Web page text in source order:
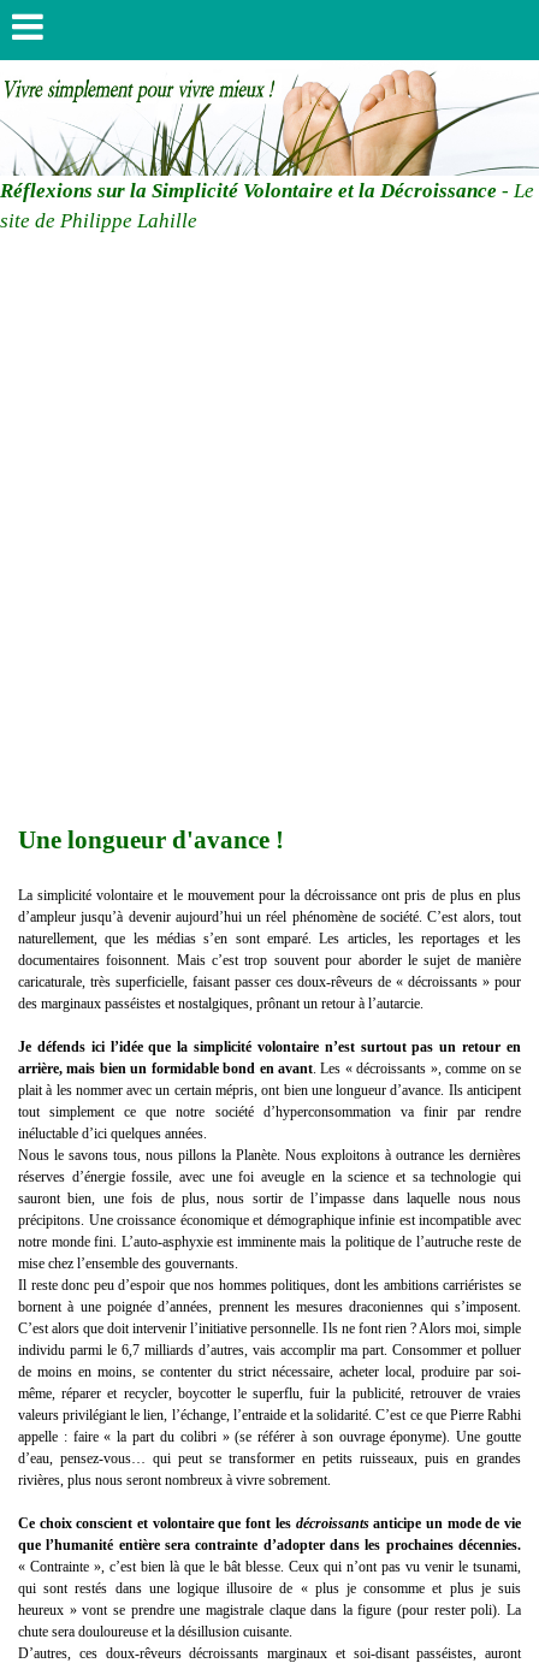
Réflexions sur la Simplicité Volontaire et la Décroissance - Le
site de Philippe Lahille
Une longueur d'avance !
La simplicité volontaire et le mouvement pour la décroissance ont pris de plus en plus
d’ampleur jusqu’à devenir aujourd’hui un réel phénomène de société. C’est alors, tout
naturellement, que les médias s’en sont emparé. Les articles, les reportages et les
documentaires foisonnent. Mais c’est trop souvent pour aborder le sujet de manière
caricaturale, très superficielle, faisant passer ces doux-rêveurs de « décroissants » pour
des marginaux passéistes et nostalgiques, prônant un retour à l’autarcie.
Je défends ici l’idée que la simplicité volontaire n’est surtout pas un retour en
arrière, mais bien un formidable bond en avant. Les « décroissants », comme on se
plait à les nommer avec un certain mépris, ont bien une longueur d’avance. Ils anticipent
tout simplement ce que notre société d’hyperconsommation va finir par rendre
inéluctable d’ici quelques années.
Nous le savons tous, nous pillons la Planète. Nous exploitons à outrance les dernières
réserves d’énergie fossile, avec une foi aveugle en la science et sa technologie qui
sauront bien, une fois de plus, nous sortir de l’impasse dans laquelle nous nous
précipitons. Une croissance économique et démographique infinie est incompatible avec
notre monde fini. L’auto-asphyxie est imminente mais la politique de l’autruche reste de
mise chez l’ensemble des gouvernants.
Il reste donc peu d’espoir que nos hommes politiques, dont les ambitions carriéristes se
bornent à une poignée d’années, prennent les mesures draconiennes qui s’imposent.
C’est alors que doit intervenir l’initiative personnelle. Ils ne font rien ? Alors moi, simple
individu parmi le 6,7 milliards d’autres, vais accomplir ma part. Consommer et polluer
de moins en moins, se contenter du strict nécessaire, acheter local, produire par soi-
même, réparer et recycler, boycotter le superflu, fuir la publicité, retrouver de vraies
valeurs privilégiant le lien, l’échange, l’entraide et la solidarité. C’est ce que Pierre Rabhi
appelle : faire « la part du colibri » (se référer à son ouvrage éponyme). Une goutte
d’eau, pensez-vous… qui peut se transformer en petits ruisseaux, puis en grandes
rivières, plus nous seront nombreux à vivre sobrement.
Ce choix conscient et volontaire que font les décroissantsanticipe un mode de vie
que l’humanité entière sera contrainte d’adopter dans les prochaines décennies.
« Contrainte », c’est bien là que le bât blesse. Ceux qui n’ont pas vu venir le tsunami,
qui sont restés dans une logique illusoire de « plus je consomme et plus je suis
heureux » vont se prendre une magistrale claque dans la figure (pour rester poli). La
chute sera douloureuse et la désillusion cuisante.
D’autres, ces doux-rêveurs décroissants marginaux et soi-disant passéistes, auront